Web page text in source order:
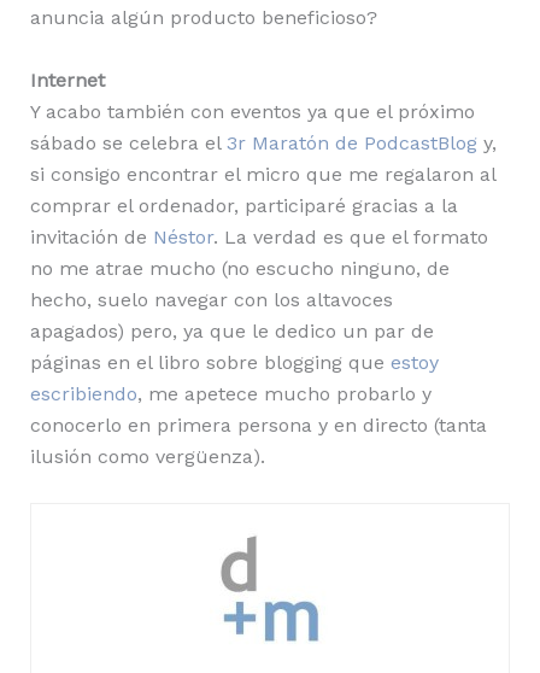
anuncia algún producto beneficioso?
Internet
Y acabo también con eventos ya que el próximo
sábado se celebra el 3r Maratón de PodcastBlogy,
si consigo encontrar el micro que me regalaron al
comprar el ordenador, participaré gracias a la
invitación de Néstor. La verdad es que el formato
no me atrae mucho (no escucho ninguno, de
hecho, suelo navegar con los altavoces
apagados) pero, ya que le dedico un par de
páginas en el libro sobre blogging que estoy
escribiendo, me apetece mucho probarlo y
conocerlo en primera persona y en directo (tanta
ilusión como vergüenza).